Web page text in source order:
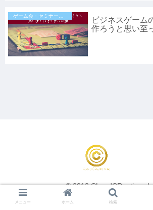
ビジネスゲーム
作ろうと思い至
© 2013 CLoudCReations
メニュー ホーム 検索